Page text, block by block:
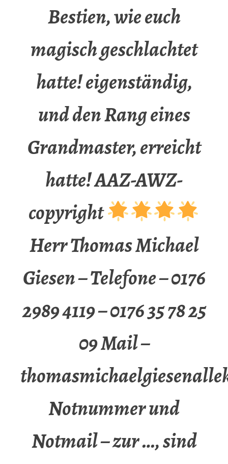
Bestien, wie euch
magisch geschlachtet
hatte! eigenständig,
und den Rang eines
Grandmaster, erreicht
hatte! AAZ-AWZ-
copyright
Herr Thomas Michael
Giesen – Telefone – 0176
2989 4119 – 0176 35 78 25
09 Mail –
Notnummer und
Notmail – zur …, sind